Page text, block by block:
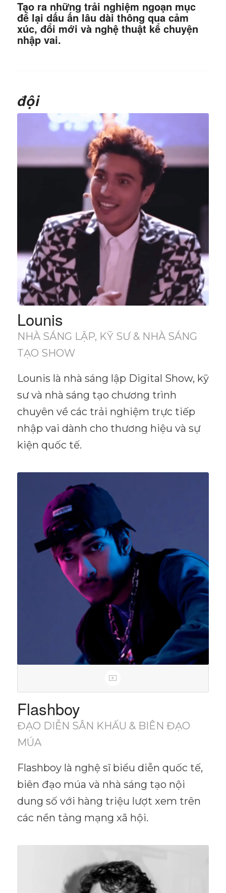
Tạo ra những trải nghiệm ngoạn mục
để lại dấu ấn lâu dài thông qua cảm
xúc, đổi mới và nghệ thuật kể chuyện
nhập vai.
đội
Lounis
NHÀ SÁNG LẬP, KỸ SƯ & NHÀ SÁNG
TẠO SHOW
Lounis là nhà sáng lập Digital Show, kỹ
sư và nhà sáng tạo chương trình
chuyên về các trải nghiệm trực tiếp
nhập vai dành cho thương hiệu và sự
kiện quốc tế.
Flashboy
ĐẠO DIỄN SÂN KHẤU & BIÊN ĐẠO
MÚA
Flashboy là nghệ sĩ biểu diễn quốc tế,
biên đạo múa và nhà sáng tạo nội
dung số với hàng triệu lượt xem trên
các nền tảng mạng xã hội.